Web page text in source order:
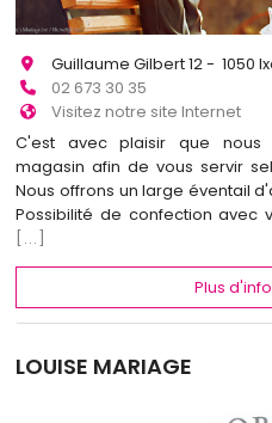
Guillaume Gilbert 12 - 1050
02 673 30 35
Visitez notre site Internet
C'est avec plaisir que nous
magasin afin de vous servir
Nous offrons un large éventail
Possibilité de confection avec
[...]
Plus
LOUISE MARIAGE